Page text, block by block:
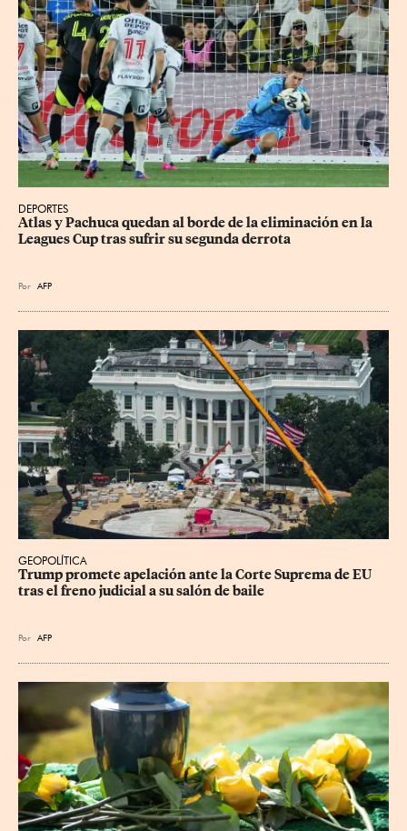
DEPORTES
Atlas y Pachuca quedan al borde de la eliminación en la
Leagues Cup tras sufrir su segunda derrota
Por AFP
GEOPOLÍTICA
Trump promete apelación ante la Corte Suprema de EU
tras el freno judicial a su salón de baile
Por AFP